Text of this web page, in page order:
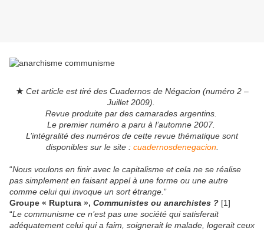
★Cet article est tiré des Cuadernos de Négacion (numéro 2 –
Juillet 2009).
Revue produite par des camarades argentins.
Le premier numéro a paru à l’automne 2007.
L’intégralité des numéros de cette revue thématique sont
disponibles sur le site : cuadernosdenegacion.
“Nous voulons en finir avec le capitalisme et cela ne se réalise
pas simplement en faisant appel à une forme ou une autre
comme celui qui invoque un sort étrange. ”
Groupe « Ruptura », Communistes ou anarchistes ? [1]
“Le communisme ce n’est pas une société qui satisferait
adéquatement celui qui a faim, soignerait le malade, logerait ceux